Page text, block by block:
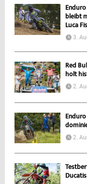
bleibt
Luca
3.
Red
holt
2.
2.